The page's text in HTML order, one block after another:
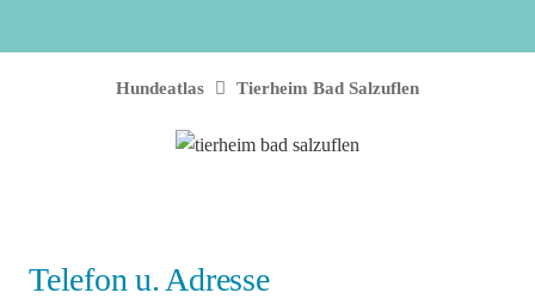
Hundeatlas Tierheim Bad Salzuflen
Telefon u. Adresse